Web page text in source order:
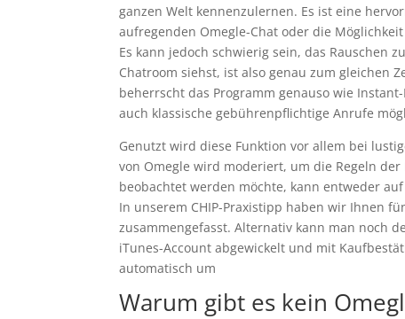
ganzen Welt kennenzulernen. Es ist eine
aufregenden Omegle-Chat oder die
Es kann jedoch schwierig sein, das Rauschen
Chatroom siehst, ist also genau zum gleichen
beherrscht das Programm genauso wie
auch klassische gebührenpflichtige Anrufe
Genutzt wird diese Funktion vor allem bei
von Omegle wird moderiert, um die Regeln
beobachtet werden möchte, kann entweder
In unserem CHIP-Praxistipp haben wir Ihnen
zusammengefasst. Alternativ kann man noch
iTunes-Account abgewickelt und mit
automatisch um
Warum gibt es kein